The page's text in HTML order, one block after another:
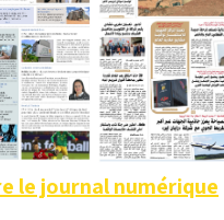
le journal numérique